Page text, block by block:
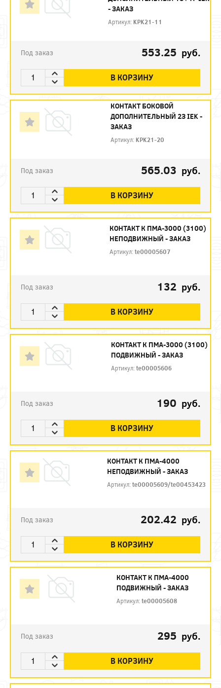
- ЗАКАЗ
Артикул: KPK21-11
Под заказ 553.25 руб.
В КОРЗИНУ
КОНТАКТ БОКОВОЙ
ДОПОЛНИТЕЛЬНЫЙ 2З IEK -
ЗАКАЗ
Артикул: KPK21-20
Под заказ 565.03 руб.
В КОРЗИНУ
КОНТАКТ К ПМА-3000 (3100)
НЕПОДВИЖНЫЙ - ЗАКАЗ
Артикул:te00005607
Под заказ 132 руб.
В КОРЗИНУ
КОНТАКТ К ПМА-3000 (3100)
ПОДВИЖНЫЙ - ЗАКАЗ
Артикул:te00005606
Под заказ 190 руб.
В КОРЗИНУ
КОНТАКТ К ПМА-4000
НЕПОДВИЖНЫЙ - ЗАКАЗ
Артикул:te00005609/te00453423
Под заказ 202.42 руб.
В КОРЗИНУ
КОНТАКТ К ПМА-4000
ПОДВИЖНЫЙ - ЗАКАЗ
Артикул:te00005608
Под заказ 295 руб.
В КОРЗИНУ